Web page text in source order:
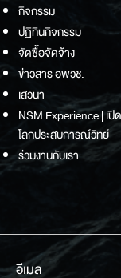
กิจกรรม
ปฏิทินกิจกรรม
จัดซื้อจัดจ้าง
ข่าวสาร อพวช.
เสวนา
NSM Experience | เปิด
โลกประสบการณ์วิทย์
ร่วมงานกับเรา
อีเมล